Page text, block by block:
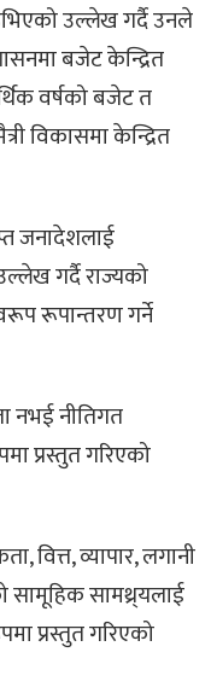
उल्लेख गर्दै उनले
बजेट केन्द्रित
वर्षको बजेट त
विकासमा केन्द्रित
जनादेशलाई
गर्दै राज्यको
रूपान्तरण गर्ने
नीतिगत
प्रस्तुत गरिएको
वित्त, व्यापार, लगानी
सामूहिक सामथ्र्यलाई
प्रस्तुत गरिएको